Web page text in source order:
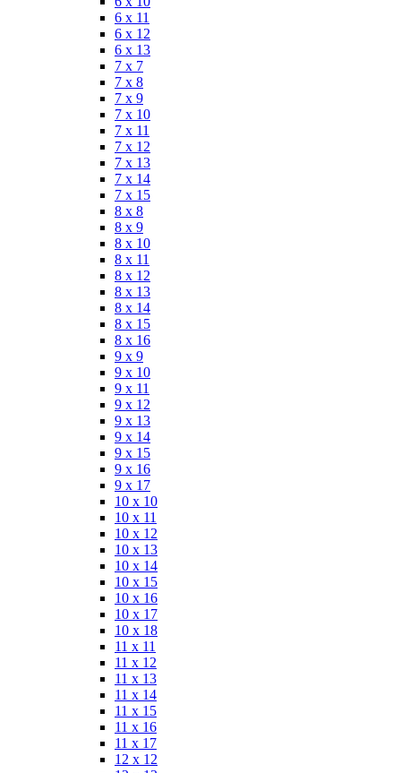
6 x 11
6 x 12
6 x 13
7 x 7
7 x 8
7 x 9
7 x 10
7 x 11
7 x 12
7 x 13
7 x 14
7 x 15
8 x 8
8 x 9
8 x 10
8 x 11
8 x 12
8 x 13
8 x 14
8 x 15
8 x 16
9 x 9
9 x 10
9 x 11
9 x 12
9 x 13
9 x 14
9 x 15
9 x 16
9 x 17
10 x 10
10 x 11
10 x 12
10 x 13
10 x 14
10 x 15
10 x 16
10 x 17
10 x 18
11 x 11
11 x 12
11 x 13
11 x 14
11 x 15
11 x 16
11 x 17
12 x 12